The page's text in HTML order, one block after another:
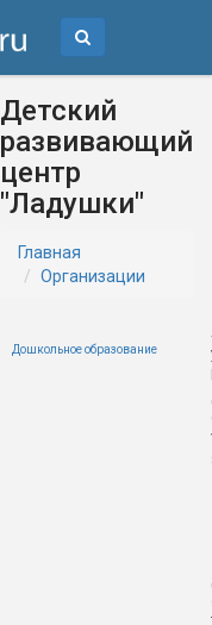
Детский
развивающий
центр
"Ладушки"
Главная
Организации
Дошкольное образование